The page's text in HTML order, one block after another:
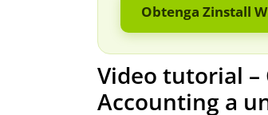
Obtenga Zinstall
Video tutorial
Accounting a